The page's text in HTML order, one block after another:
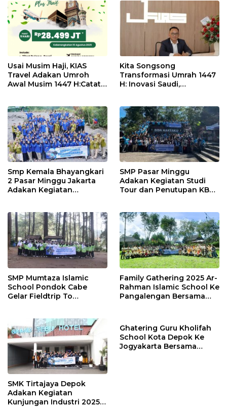
Tour Travel Depok
Depok
Usai Musim Haji, KIAS
Travel Adakan Umroh
Awal Musim 1447 H:Catat
Kita Songsong
Transformasi Umrah 1447
H: Inovasi Saudi,
Smp Kemala Bhayangkari
2 Pasar Minggu Jakarta
Adakan Kegiatan
Bersama Dirgantara AIA
Tour Travel
SMP Pasar Minggu
Adakan Kegiatan Studi
Tour dan Penutupan KBM
Dirgantara AIA Tour Travel
SMP Mumtaza Islamic
School Pondok Cabe
Gelar Fieldtrip To
Depok
Family Gathering 2025 Ar-
Rahman Islamic School Ke
Pangalengan Bersama
SMK Tirtajaya Depok
Adakan Kegiatan
Kunjungan Industri 2025
Ghatering Guru Kholifah
School Kota Depok Ke
Jogyakarta Bersama